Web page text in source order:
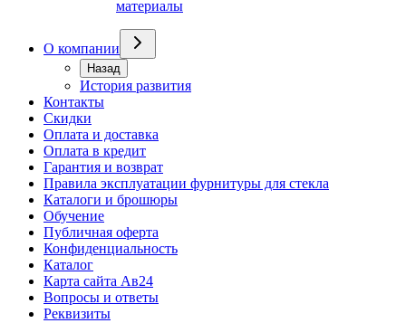
материалы
О компании
Назад
История развития
Контакты
Скидки
Оплата и доставка
Оплата в кредит
Гарантия и возврат
Правила эксплуатации фурнитуры для стекла
Каталоги и брошюры
Обучение
Публичная оферта
Конфиденциальность
Каталог
Карта сайта Ав24
Вопросы и ответы
Реквизиты